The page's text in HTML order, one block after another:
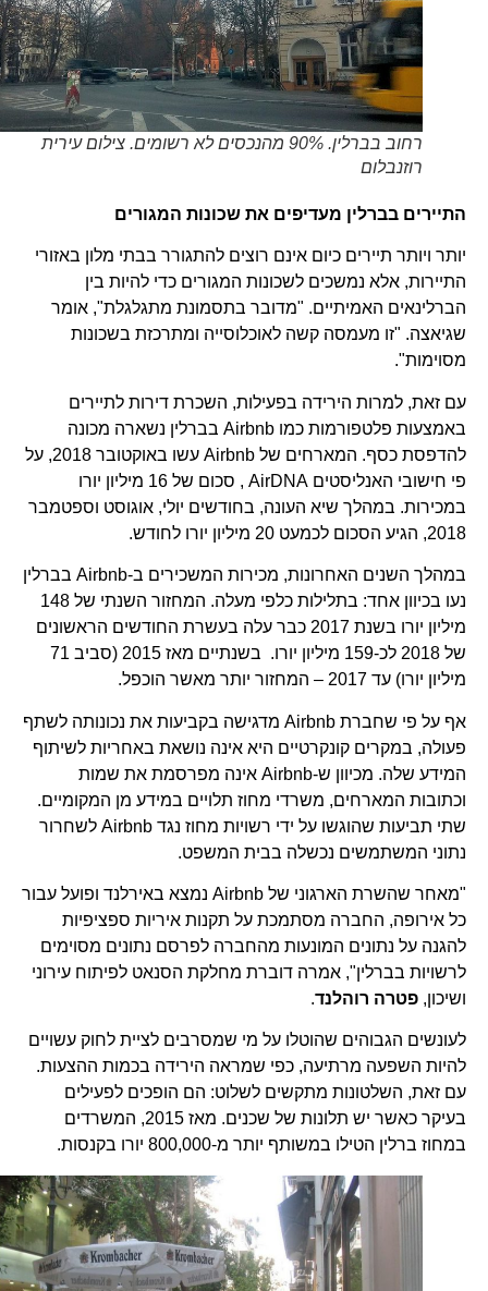
רחוב בברלין. 90% מהנכסים לא רשומים. צילום עירית
רוזנבלום
התיירים בברלין מעדיפים את שכונות המגורים
יותר ויותר תיירים כיום אינם רוצים להתגורר בבתי מלון באזורי
התיירות, אלא נמשכים לשכונות המגורים כדי להיות בין
הברלינאים האמיתיים. "מדובר בתסמונת מתגלגלת", אומר
שגיאצה. "זו מעמסה קשה לאוכלוסייה ומתרכזת בשכונות
מסוימות".
עם זאת, למרות הירידה בפעילות, השכרת דירות לתיירים
באמצעות פלטפורמות כמו Airbnb בברלין נשארה מכונה
להדפסת כסף. המארחים של Airbnb עשו באוקטובר 2018, על
פי חישובי האנליסטים AirDNA , סכום של 16 מיליון יורו
במכירות. במהלך שיא העונה, בחודשים יולי, אוגוסט וספטמבר
2018, הגיע הסכום לכמעט 20 מיליון יורו לחודש.
במהלך השנים האחרונות, מכירות המשכירים ב-Airbnb בברלין
נעו בכיוון אחד: בתלילות כלפי מעלה. המחזור השנתי של 148
מיליון יורו בשנת 2017 כבר עלה בעשרת החודשים הראשונים
של 2018 לכ-159 מיליון יורו. בשנתיים מאז 2015 (סביב 71
מיליון יורו) עד 2017 – המחזור יותר מאשר הוכפל.
אף על פי שחברת Airbnb מדגישה בקביעות את נכונותה לשתף
פעולה, במקרים קונקרטיים היא אינה נושאת באחריות לשיתוף
המידע שלה. מכיוון ש-Airbnb אינה מפרסמת את שמות
וכתובות המארחים, משרדי מחוז תלויים במידע מן המקומיים.
שתי תביעות שהוגשו על ידי רשויות מחוז נגד Airbnb לשחרור
נתוני המשתמשים נכשלה בבית המשפט.
"מאחר שהשרת הארגוני של Airbnb נמצא באירלנד ופועל עבור
כל אירופה, החברה מסתמכת על תקנות איריות ספציפיות
להגנה על נתונים המונעות מהחברה לפרסם נתונים מסוימים
לרשויות בברלין", אמרה דוברת מחלקת הסנאט לפיתוח עירוני
ושיכון,פטרה רוהלנד.
לעונשים הגבוהים שהוטלו על מי שמסרבים לציית לחוק עשויים
להיות השפעה מרתיעה, כפי שמראה הירידה בכמות ההצעות.
עם זאת, השלטונות מתקשים לשלוט: הם הופכים לפעילים
בעיקר כאשר יש תלונות של שכנים. מאז 2015, המשרדים
במחוז ברלין הטילו במשותף יותר מ-800,000 יורו בקנסות.